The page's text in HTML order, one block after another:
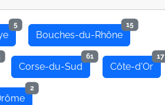
5
Bouches-du-Rhône
15
Corse-du-Sud
61
Côte-d'Or
17
2